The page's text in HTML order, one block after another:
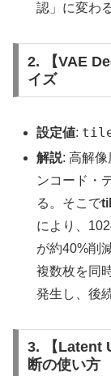
認」に変わる
2. 【VAE
イズ
設定値:
解説: 高解
ンコード・
る。そこで
により、
が約40%削
複数枚を同
発生し、後
3. 【Latent
断の使い方